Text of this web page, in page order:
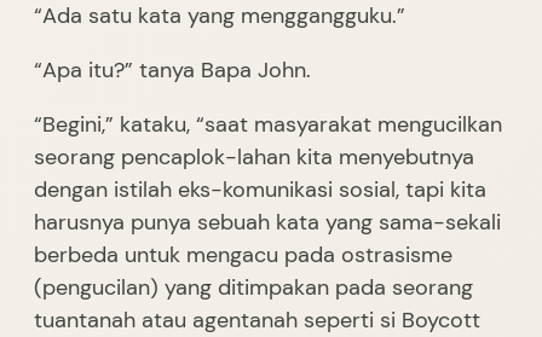
“Ada satu kata yang menggangguku.”
“Apa itu?” tanya Bapa John.
“Begini,” kataku, “saat masyarakat mengucilkan
seorang pencaplok-lahan kita menyebutnya
dengan istilah eks-komunikasi sosial, tapi kita
harusnya punya sebuah kata yang sama-sekali
berbeda untuk mengacu pada ostrasisme
(pengucilan) yang ditimpakan pada seorang
tuantanah atau agentanah seperti si Boycott